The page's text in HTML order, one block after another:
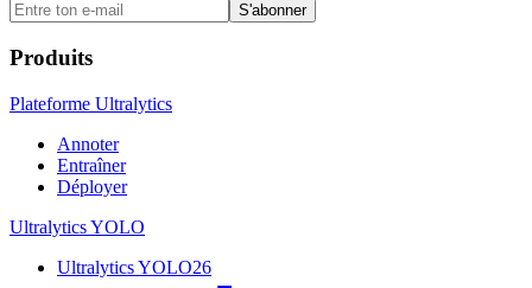
S'abonner
Produits
Plateforme Ultralytics
Annoter
Entraîner
Déployer
Ultralytics YOLO
Ultralytics YOLO26